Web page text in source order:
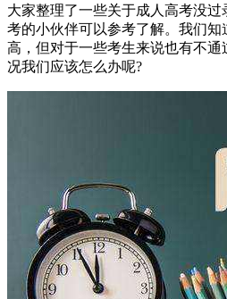
大家整理了一些关于成人高考没
考的小伙伴可以参考了解。 我们知
高，但对于一些考生来说也有不
况我们应该怎么办呢?